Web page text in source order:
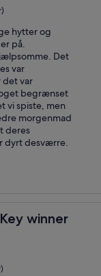
hytter og
på.
Det
var
det var
begrænset
vi spiste, men
morgenmad
deres
dyrt desværre.
winner